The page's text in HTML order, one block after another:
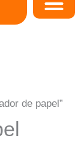
de papel”